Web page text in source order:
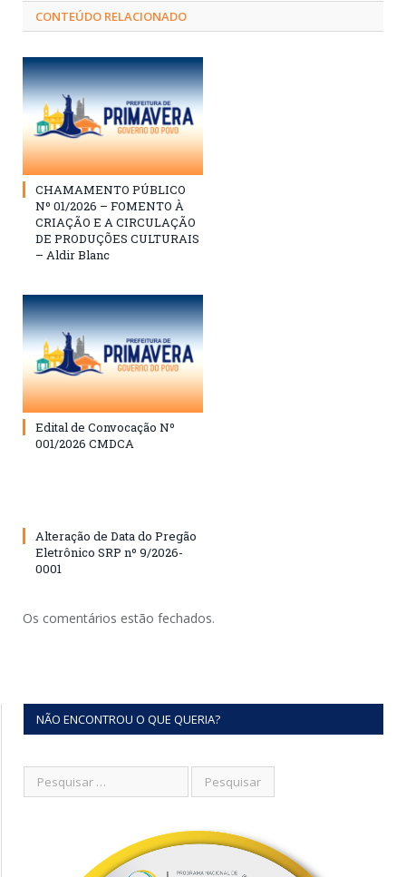
CONTEÚDO RELACIONADO
CHAMAMENTO PÚBLICO
Nº 01/2026 – FOMENTO À
CRIAÇÃO E A CIRCULAÇÃO
DE PRODUÇÕES CULTURAIS
– Aldir Blanc
Edital de Convocação Nº
001/2026 CMDCA
Alteração de Data do Pregão
Eletrônico SRP nº 9/2026-
0001
Os comentários estão fechados.
NÃO ENCONTROU O QUE QUERIA?